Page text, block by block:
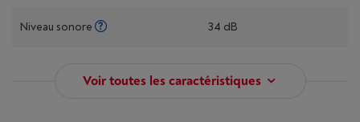
Niveau sonore 34 dB
Voir toutes les caractéristiques